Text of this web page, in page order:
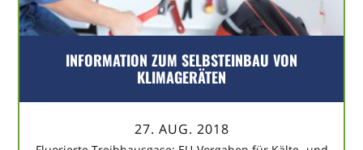
INFORMATION ZUM SELBSTEINBAU VON
KLIMAGERÄTEN
27. AUG. 2018